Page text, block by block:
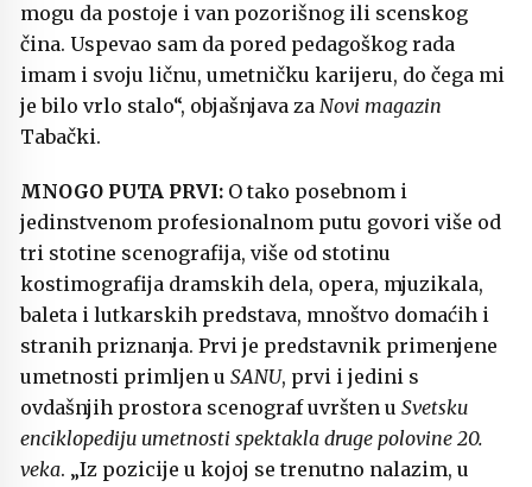
mogu da postoje i van pozorišnog ili scenskog
čina. Uspevao sam da pored pedagoškog rada
imam i svoju ličnu, umetničku karijeru, do čega mi
je bilo vrlo stalo“, objašnjava za Novi magazin
Tabački.
MNOGO PUTA PRVI: O tako posebnom i
jedinstvenom profesionalnom putu govori više od
tri stotine scenografija, više od stotinu
kostimografija dramskih dela, opera, mjuzikala,
baleta i lutkarskih predstava, mnoštvo domaćih i
stranih priznanja. Prvi je predstavnik primenjene
umetnosti primljen u SANU, prvi i jedini s
ovdašnjih prostora scenograf uvršten u Svetsku
enciklopediju umetnosti spektakla druge polovine 20.
veka. „Iz pozicije u kojoj se trenutno nalazim, u